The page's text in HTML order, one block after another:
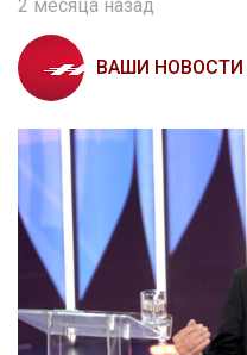
2 месяца назад
ВАШИ НОВОСТИ